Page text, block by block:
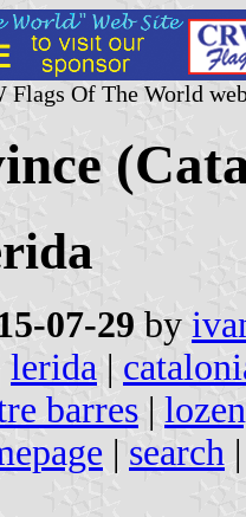
Of The World
07-29 by
lerida |
barres |
| search